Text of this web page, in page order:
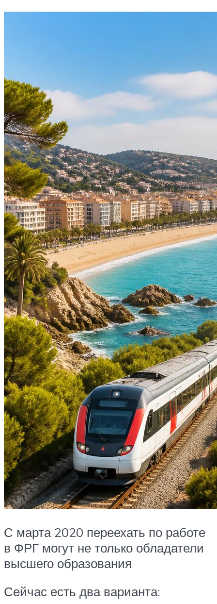
С марта 2020 переехать по работе
в ФРГ могут не только обладатели
высшего образования
Сейчас есть два варианта: